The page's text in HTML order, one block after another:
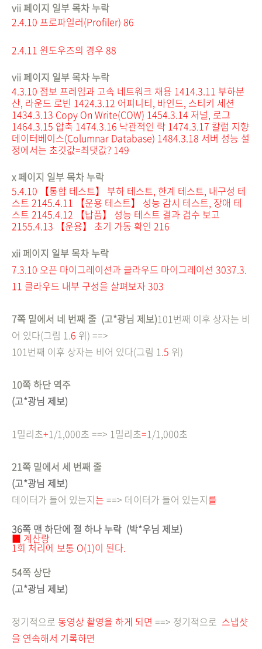
vii 페이지 일부 목차 누락
2.4.10 프로파일러(Profiler) 86
2.4.11 윈도우즈의 경우 88
vii 페이지 일부 목차 누락
4.3.10 점보 프레임과 고속 네트워크 채용 1414.3.11 부하분
산, 라운드 로빈 1424.3.12 어피니티, 바인드, 스티키 세션
1434.3.13 Copy On Write(COW) 1454.3.14 저널, 로그
1464.3.15 압축 1474.3.16 낙관적인 락 1474.3.17 칼럼 지향
데이터베이스(Columnar Database) 1484.3.18 서버 성능 설
정에서는 초깃값=최댓값? 149
x 페이지 일부 목차 누락
5.4.10 【통합 테스트】 부하 테스트, 한계 테스트, 내구성 테
스트 2145.4.11 【운용 테스트】 성능 감시 테스트, 장애 테
스트 2145.4.12 【납품】 성능 테스트 결과 검수 보고
2155.4.13 【운용】 초기 가동 확인 216
xii 페이지 일부 목차 누락
7.3.10 오픈 마이그레이션과 클라우드 마이그레이션 3037.3.
11 클라우드 내부 구성을 살펴보자 303
7쪽 밑에서 네 번째 줄 (고*광님 제보)101번째 이후 상자는 비
어 있다(그림 1.6 위) ==>
101번째 이후 상자는 비어 있다(그림 1.5 위)
10쪽 하단 역주
(고*광님 제보)
1밀리초+1/1,000초 ==> 1밀리초=1/1,000초
21쪽 밑에서 세 번째 줄
(고*광님 제보)
데이터가 들어 있는지는 ==> 데이터가 들어 있는지를
36쪽 맨 하단에 절 하나 누락 (박*우님 제보)
■ 계산량
1회 처리에 보통 O(1)이 된다.
54쪽 상단
(고*광님 제보)
정기적으로 동영상 촬영을 하게 되면 ==> 정기적으로 스냅샷
을 연속해서 기록하면